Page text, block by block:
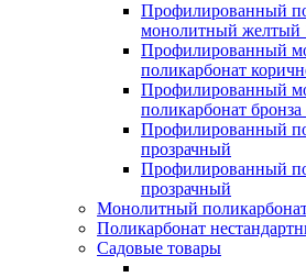
Профилированный
монолитный желтый
Профилированный
поликарбонат
Профилированный
поликарбонат
Профилированный
прозрачный
Профилированный
прозрачный
Монолитный
Поликарбонат
Садовые товары